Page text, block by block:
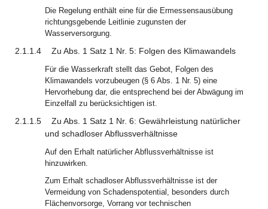
Die Regelung enthält eine für die Ermessensausübung
richtungsgebende Leitlinie zugunsten der
Wasserversorgung.
2.1.1.4 Zu Abs. 1 Satz 1 Nr. 5: Folgen des Klimawandels
Für die Wasserkraft stellt das Gebot, Folgen des
Klimawandels vorzubeugen (§ 6 Abs. 1 Nr. 5) eine
Hervorhebung dar, die entsprechend bei der Abwägung im
Einzelfall zu berücksichtigen ist.
2.1.1.5
Zu Abs. 1 Satz 1 Nr. 6: Gewährleistung natürlicher
und schadloser Abflussverhältnisse
Auf den Erhalt natürlicher Abflussverhältnisse ist
hinzuwirken.
Zum Erhalt schadloser Abflussverhältnisse ist der
Vermeidung von Schadenspotential, besonders durch
Flächenvorsorge, Vorrang vor technischen